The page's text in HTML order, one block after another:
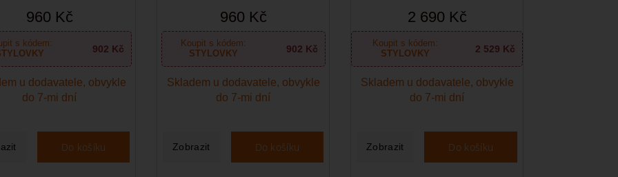
960 Kč
s kódem:
902 Kč
u dodavatele, obvykle
do 7-mi dní
Do košíku
960 Kč
Koupit s kódem:
STYLOVKY
902 Kč
Skladem u dodavatele, obvykle
do 7-mi dní
Zobrazit Do košíku
2 690 Kč
Koupit s kódem:
STYLOVKY
2 529 Kč
Skladem u dodavatele, obvykle
do 7-mi dní
Zobrazit Do košíku